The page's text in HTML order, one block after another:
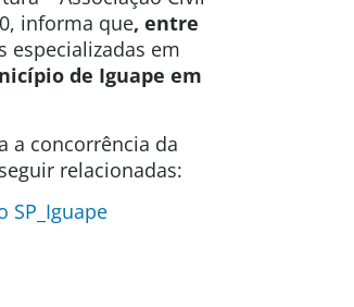
informa que, entre
especializadas em
de Iguape em
a concorrência da
relacionadas:
SP_Iguape